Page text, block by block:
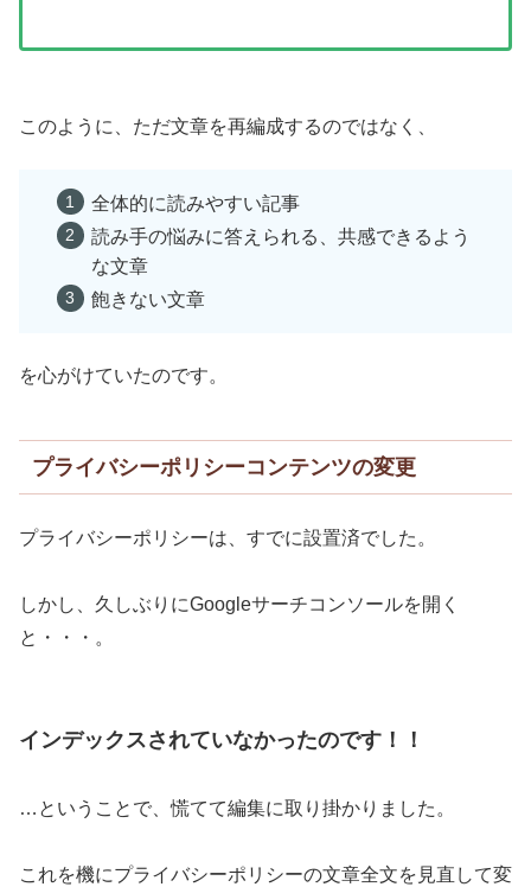
このように、ただ文章を再編成するのではなく、
全体的に読みやすい記事
読み手の悩みに答えられる、共感できるよう
な文章
飽きない文章
を心がけていたのです。
プライバシーポリシーコンテンツの変更
プライバシーポリシーは、すでに設置済でした。
しかし、久しぶりにGoogleサーチコンソールを開く
と・・・。
インデックスされていなかったのです！！
…ということで、慌てて編集に取り掛かりました。
これを機にプライバシーポリシーの文章全文を見直して変